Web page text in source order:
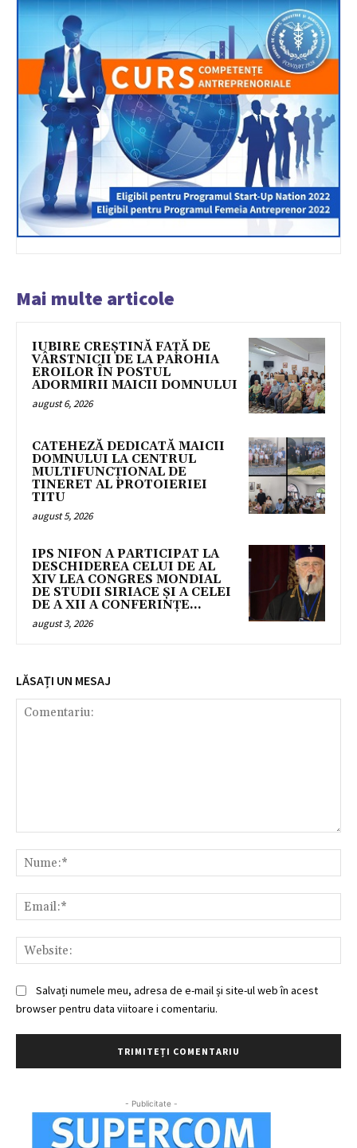
Mai multe articole
IUBIRE CREȘTINĂ FAȚĂ DE
VÂRSTNICII DE LA PAROHIA
EROILOR ÎN POSTUL
ADORMIRII MAICII DOMNULUI
august 6, 2026
CATEHEZĂ DEDICATĂ MAICII
DOMNULUI LA CENTRUL
MULTIFUNCȚIONAL DE
TINERET AL PROTOIERIEI
TITU
august 5, 2026
IPS NIFON A PARTICIPAT LA
DESCHIDEREA CELUI DE AL
XIV LEA CONGRES MONDIAL
DE STUDII SIRIACE ȘI A CELEI
DE A XII A CONFERINȚE...
august 3, 2026
LĂSAȚI UN MESAJ
Salvați numele meu, adresa de e-mail și site-ul web în acest
browser pentru data viitoare i comentariu.
- Publicitate -